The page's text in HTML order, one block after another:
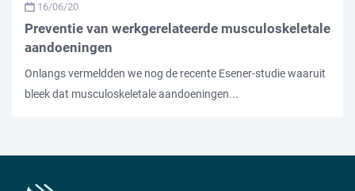
16/06/20
Preventie van werkgerelateerde musculoskeletale
aandoeningen
Onlangs vermeldden we nog de recente Esener-studie waaruit
bleek dat musculoskeletale aandoeningen...